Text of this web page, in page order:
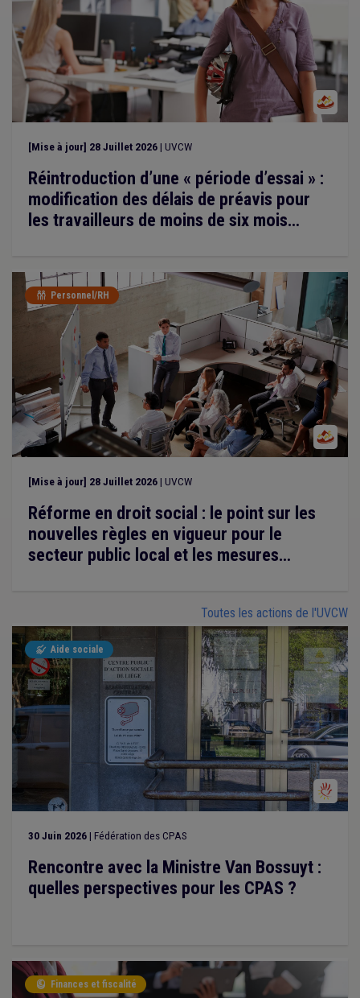
[Mise à jour] 28 Juillet 2026 | UVCW
Réintroduction d’une « période d’essai » :
modification des délais de préavis pour
les travailleurs de moins de six mois
 Personnel/RH
[Mise à jour] 28 Juillet 2026 | UVCW
Réforme en droit social : le point sur les
nouvelles règles en vigueur pour le
secteur public local et les mesures
Toutes les actions de l'UVCW
 Aide sociale
30 Juin 2026 | Fédération des CPAS
Rencontre avec la Ministre Van Bossuyt :
quelles perspectives pour les CPAS ?
 Finances et fiscalité